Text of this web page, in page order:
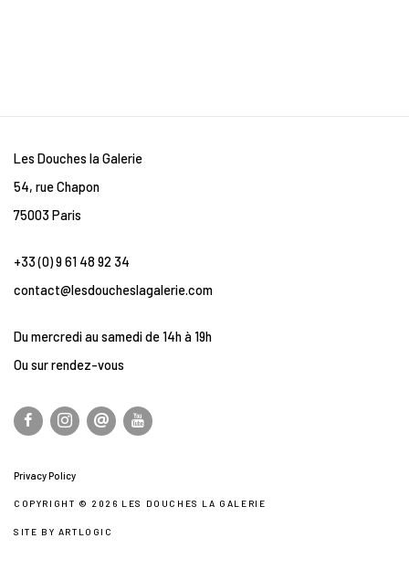
Les Douches la Galerie
54, rue Chapon
75003 Paris
+33 (0) 9 61 48 92 34
contact@lesdoucheslagalerie.com
Du mercredi au samedi de 14h à 19h
Ou sur rendez-vous
Privacy Policy
COPYRIGHT © 2026 LES DOUCHES LA GALERIE
SITE BY ARTLOGIC